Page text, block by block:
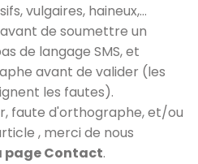
vulgaires, haineux,…
avant de soumettre un
de langage SMS, et
avant de valider (les
les fautes).
faute d'orthographe, et/ou
, merci de nous
page Contact.